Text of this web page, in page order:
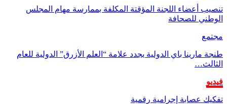
تنصيب أعضاء اللجنة المؤقتة المكلفة بممارسة مهام المجلس
الوطني للصحافة
مجتمع
طنجة مارينا باي الدولية يجدد علامة “العلم الأزرق” الدولية للعام
الثالث…
فيديو
تفكيك عصابة إجرامية رقمية